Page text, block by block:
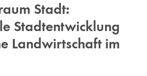
Stadt:
Stadtentwicklung
Landwirtschaft im